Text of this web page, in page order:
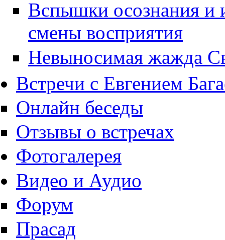
Вспышки осознания и
смены восприятия
Невыносимая жажда
Встречи с Евгением
Онлайн беседы
Отзывы о встречах
Фотогалерея
Видео и Аудио
Форум
Прасад